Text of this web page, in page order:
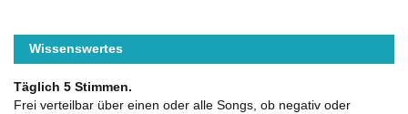
Wissenswertes
Täglich 5 Stimmen.
Frei verteilbar über einen oder alle Songs, ob negativ oder